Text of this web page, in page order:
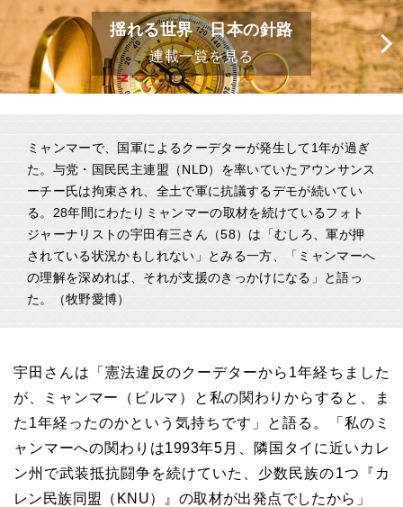
揺れる世界 日本の針路
連載一覧を見る
ミャンマーで、国軍によるクーデターが発生して1年が過ぎ
た。与党・国民民主連盟（NLD）を率いていたアウンサンス
ーチー氏は拘束され、全土で軍に抗議するデモが続いてい
る。28年間にわたりミャンマーの取材を続けているフォト
ジャーナリストの宇田有三さん（58）は「むしろ、軍が押
されている状況かもしれない」とみる一方、「ミャンマーへ
の理解を深めれば、それが支援のきっかけになる」と語っ
た。（牧野愛博）
宇田さんは「憲法違反のクーデターから1年経ちました
が、ミャンマー（ビルマ）と私の関わりからすると、ま
た1年経ったのかという気持ちです」と語る。「私のミ
ャンマーへの関わりは1993年5月、隣国タイに近いカレ
ン州で武装抵抗闘争を続けていた、少数民族の1つ『カ
レン民族同盟（KNU）』の取材が出発点でしたから」